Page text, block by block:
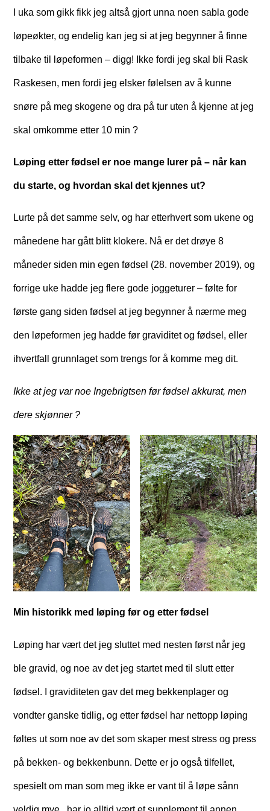
I uka som gikk fikk jeg altså gjort unna noen sabla gode
løpeøkter, og endelig kan jeg si at jeg begynner å finne
tilbake til løpeformen – digg! Ikke fordi jeg skal bli Rask
Raskesen, men fordi jeg elsker følelsen av å kunne
snøre på meg skogene og dra på tur uten å kjenne at jeg
skal omkomme etter 10 min ?
Løping etter fødsel er noe mange lurer på – når kan
du starte, og hvordan skal det kjennes ut?
Lurte på det samme selv, og har etterhvert som ukene og
månedene har gått blitt klokere. Nå er det drøye 8
måneder siden min egen fødsel (28. november 2019), og
forrige uke hadde jeg flere gode joggeturer – følte for
første gang siden fødsel at jeg begynner å nærme meg
den løpeformen jeg hadde før graviditet og fødsel, eller
ihvertfall grunnlaget som trengs for å komme meg dit.
Ikke at jeg var noe Ingebrigtsen før fødsel akkurat, men
dere skjønner ?
Min historikk med løping før og etter fødsel
Løping har vært det jeg sluttet med nesten først når jeg
ble gravid, og noe av det jeg startet med til slutt etter
fødsel. I graviditeten gav det meg bekkenplager og
vondter ganske tidlig, og etter fødsel har nettopp løping
føltes ut som noe av det som skaper mest stress og press
på bekken- og bekkenbunn. Dette er jo også tilfellet,
spesielt om man som meg ikke er vant til å løpe sånn